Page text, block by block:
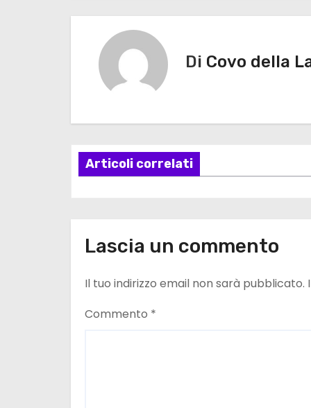
a
a
z
n
e
a
Di Covo della
Articoli correlati
Lascia un commento
Il tuo indirizzo email non sarà pubblicato.
Commento *